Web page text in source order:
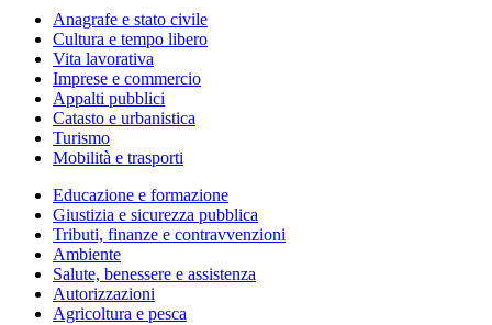
Anagrafe e stato civile
Cultura e tempo libero
Vita lavorativa
Imprese e commercio
Appalti pubblici
Catasto e urbanistica
Turismo
Mobilità e trasporti
Educazione e formazione
Giustizia e sicurezza pubblica
Tributi, finanze e contravvenzioni
Ambiente
Salute, benessere e assistenza
Autorizzazioni
Agricoltura e pesca